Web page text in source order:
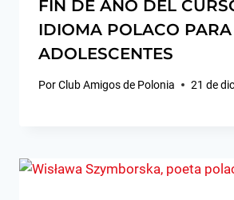
FIN DE AÑO DEL
IDIOMA POLACO
ADOLESCENTES
PorClub Amigos de Polonia 21 de